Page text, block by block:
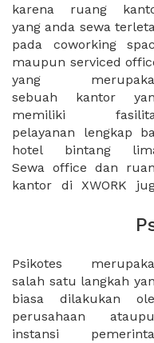
karena ruang
yang anda sewa
pada coworking
maupun serviced
yang
sebuah kantor
memiliki
pelayanan lengkap
hotel bintang
Sewa office dan
kantor di XWORK
survey
mengunjungi
kantor Anda,
akan dibuat
mudah untuk
kantor terbaik
dan juga sewa
murah karena
yang kami miliki
Psikotes
salah satu langkah
biasa dilakukan
perusahaan
instansi
faktor tersebut
menurunkan
dan konsentrasi
kandidat.
menemukan